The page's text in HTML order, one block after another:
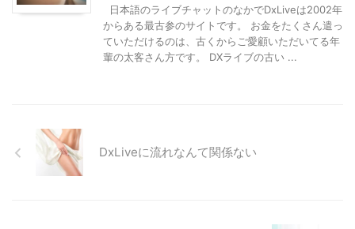
日本語のライブチャットのなかでDxLiveは2002年
からある最古参のサイトです。 お金をたくさん遣っ
ていただけるのは、古くからご愛顧いただいてる年
輩の太客さん方です。 DXライブの古い ...
DxLiveに流れなんて関係ない